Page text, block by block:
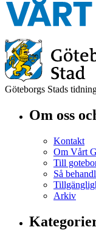
Göteborgs Stads
Om oss
Kontakt
Om Vårt
Till
Så
Arkiv